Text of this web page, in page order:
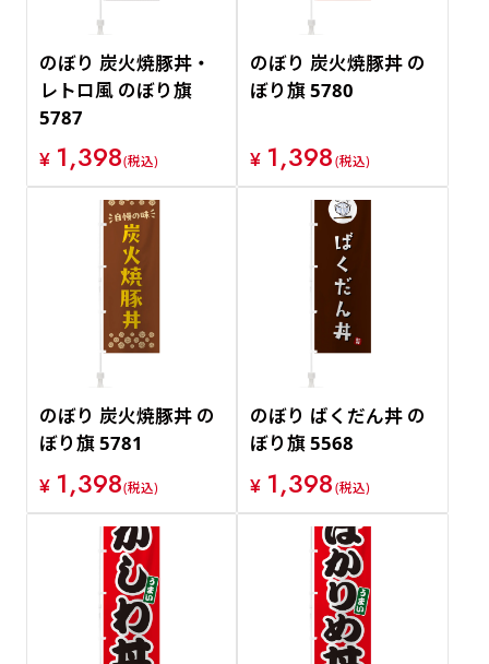
のぼり 炭火焼豚丼・
レトロ風 のぼり旗
5787
¥ 1,398(税込)
のぼり 炭火焼豚丼 の
ぼり旗 5780
¥ 1,398(税込)
のぼり 炭火焼豚丼 の
ぼり旗 5781
¥ 1,398(税込)
のぼり ばくだん丼 の
ぼり旗 5568
¥ 1,398(税込)